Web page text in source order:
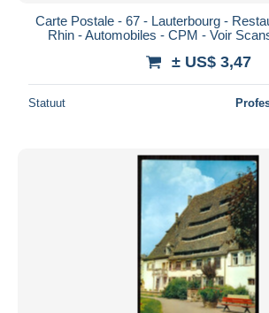
Carte Postale - 67 - Lauterbourg -
Rhin - Automobiles - CPM - Voir
± US$ 3,47
Statuut